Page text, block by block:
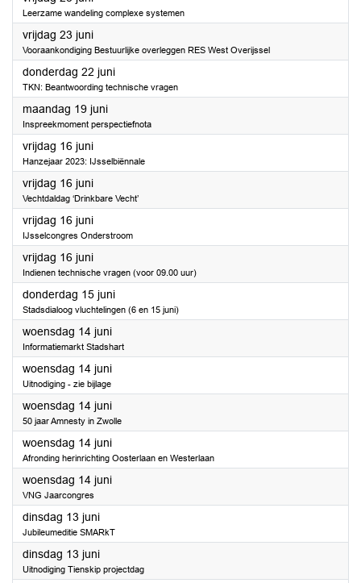
Leerzame wandeling complexe systemen
vrijdag 23 juni2023
Vooraankondiging Bestuurlijke overleggen RES West Overijssel
donderdag 22 juni2023
TKN: Beantwoording technische vragen
maandag 19 juni2023
Inspreekmoment perspectiefnota
vrijdag 16 juni2023
Hanzejaar 2023: IJsselbiënnale
vrijdag 16 juni2023
Vechtdaldag ‘Drinkbare Vecht’
vrijdag 16 juni2023
IJsselcongres Onderstroom
vrijdag 16 juni2023
Indienen technische vragen (voor 09.00 uur)
donderdag 15 juni2023
Stadsdialoog vluchtelingen (6 en 15 juni)
woensdag 14 juni2023
Informatiemarkt Stadshart
woensdag 14 juni2023
Uitnodiging - zie bijlage
woensdag 14 juni2023
50 jaar Amnesty in Zwolle
woensdag 14 juni2023
Afronding herinrichting Oosterlaan en Westerlaan
woensdag 14 juni2023
VNG Jaarcongres
dinsdag 13 juni2023
Jubileumeditie SMARkT
dinsdag 13 juni2023
Uitnodiging Tienskip projectdag